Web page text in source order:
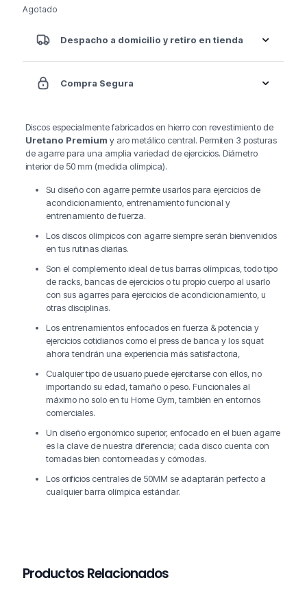
Agotado
Despacho a domicilio y retiro en tienda
Compra Segura
Discos especialmente fabricados en hierro con revestimiento de
Uretano Premium y aro metálico central. Permiten 3 posturas
de agarre para una amplia variedad de ejercicios. Diámetro
interior de 50 mm (medida olímpica).
Su diseño con agarre permite usarlos para ejercicios de
acondicionamiento, entrenamiento funcional y
entrenamiento de fuerza.
Los discos olímpicos con agarre siempre serán bienvenidos
en tus rutinas diarias.
Son el complemento ideal de tus barras olímpicas, todo tipo
de racks, bancas de ejercicios o tu propio cuerpo al usarlo
con sus agarres para ejercicios de acondicionamiento, u
otras disciplinas.
Los entrenamientos enfocados en fuerza & potencia y
ejercicios cotidianos como el press de banca y los squat
ahora tendrán una experiencia más satisfactoria,
Cualquier tipo de usuario puede ejercitarse con ellos, no
importando su edad, tamaño o peso. Funcionales al
máximo no solo en tu Home Gym, también en entornos
comerciales.
Un diseño ergonómico superior, enfocado en el buen agarre
es la clave de nuestra diferencia; cada disco cuenta con
tomadas bien contorneadas y cómodas.
Los orificios centrales de 50MM se adaptarán perfecto a
cualquier barra olímpica estándar.
Productos Relacionados